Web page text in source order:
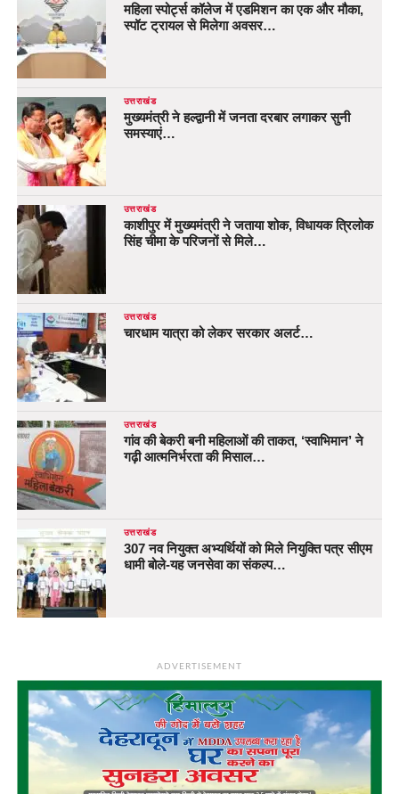
महिला स्पोर्ट्स कॉलेज में एडमिशन का एक और मौका,
स्पॉट ट्रायल से मिलेगा अवसर…
उत्तराखंड
मुख्यमंत्री ने हल्द्वानी में जनता दरबार लगाकर सुनी
समस्याएं…
उत्तराखंड
काशीपुर में मुख्यमंत्री ने जताया शोक, विधायक त्रिलोक
सिंह चीमा के परिजनों से मिले…
उत्तराखंड
चारधाम यात्रा को लेकर सरकार अलर्ट…
उत्तराखंड
गांव की बेकरी बनी महिलाओं की ताकत, ‘स्वाभिमान’ ने
गढ़ी आत्मनिर्भरता की मिसाल…
उत्तराखंड
307 नव नियुक्त अभ्यर्थियों को मिले नियुक्ति पत्र सीएम
धामी बोले-यह जनसेवा का संकल्प…
ADVERTISEMENT